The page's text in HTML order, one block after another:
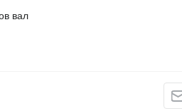
вал